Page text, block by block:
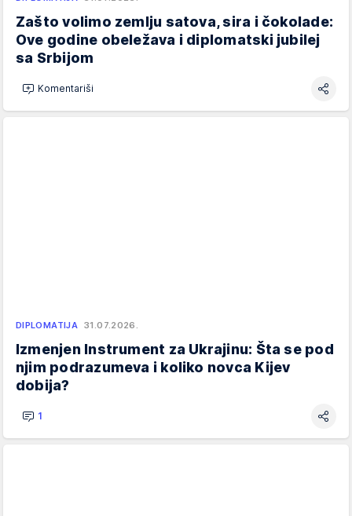
Zašto volimo zemlju satova, sira i čokolade:
Ove godine obeležava i diplomatski jubilej
sa Srbijom
Komentariši
DIPLOMATIJA 31.07.2026.
Izmenjen Instrument za Ukrajinu: Šta se pod
njim podrazumeva i koliko novca Kijev
dobija?
1